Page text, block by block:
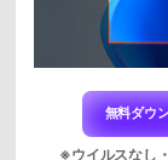
無料ダウ